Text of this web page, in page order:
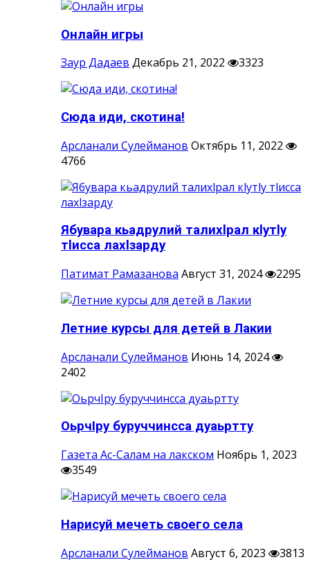
Онлайн игры
Заур Дадаев Декабрь 21, 2022 3323
Сюда иди, скотина!
Арсланали Сулейманов Октябрь 11, 2022
4766
Ябувара кьадрулий талихlрал кlутlу
тlисса лахlзарду
Патимат Рамазанова Август 31, 2024 2295
Летние курсы для детей в Лакии
Арсланали Сулейманов Июнь 14, 2024
2402
ОьрчIру буруччинсса дуаьртту
Газета Ас-Салам на лакском Ноябрь 1, 2023
3549
Нарисуй мечеть своего села
Арсланали Сулейманов Август 6, 2023
3813